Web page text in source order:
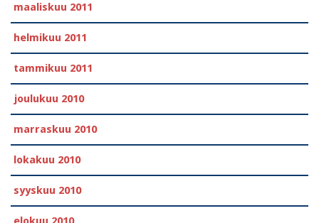
maaliskuu 2011
helmikuu 2011
tammikuu 2011
joulukuu 2010
marraskuu 2010
lokakuu 2010
syyskuu 2010